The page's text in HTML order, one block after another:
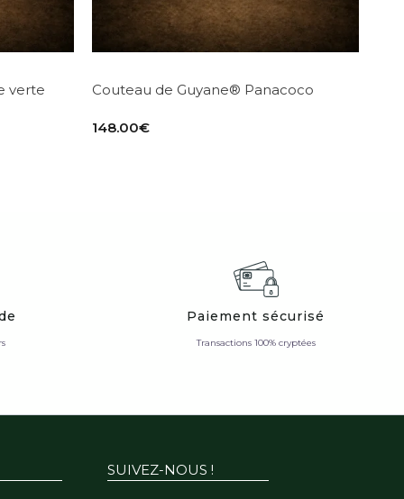
verte Couteau de Guyane® Panacoco
148.00€
Paiement sécurisé
Transactions 100% cryptées
SUIVEZ-NOUS !